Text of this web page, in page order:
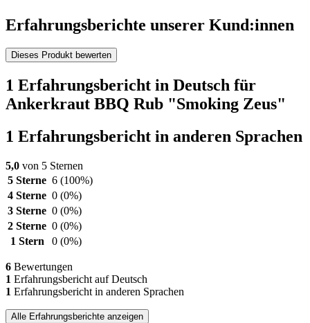
Erfahrungsberichte unserer Kund:innen
Dieses Produkt bewerten
1 Erfahrungsbericht in Deutsch für
Ankerkraut BBQ Rub "Smoking Zeus"
1 Erfahrungsbericht in anderen Sprachen
5,0 von 5 Sternen
5 Sterne 6 (100%)
4 Sterne 0 (0%)
3 Sterne 0 (0%)
2 Sterne 0 (0%)
1 Stern
0 (0%)
6 Bewertungen
1 Erfahrungsbericht auf Deutsch
1 Erfahrungsbericht in anderen Sprachen
Alle Erfahrungsberichte anzeigen